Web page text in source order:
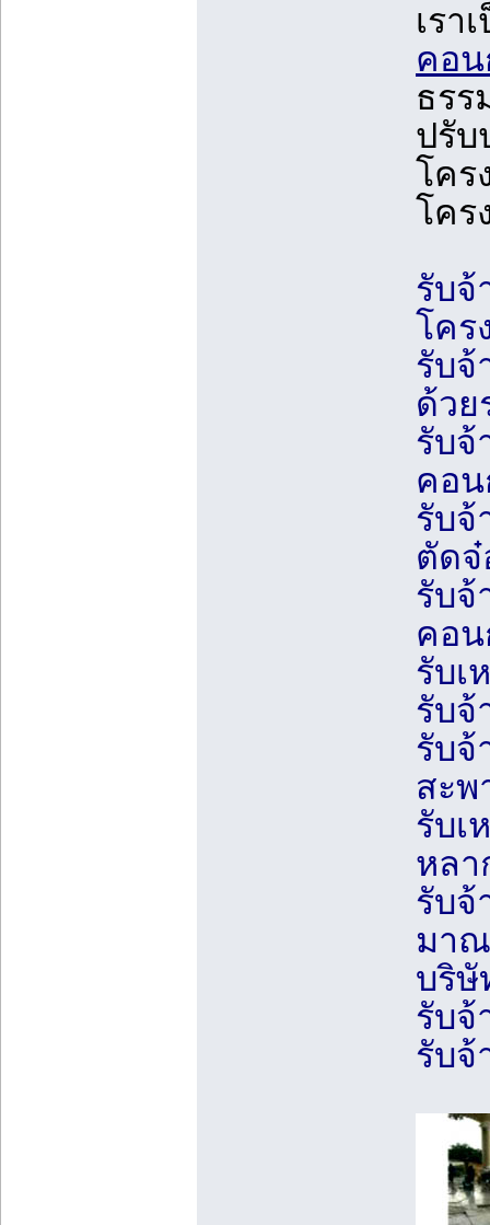
เรา
คอ
ธรร
ปรับ
โคร
โคร
รับจ้
โคร
รับจ้
ด้วย
รับจ้
คอ
รับจ้
ตัดจ๋
รับจ้
คอน
รับเ
รับจ้
รับจ้
สะพ
รับเ
หล
รับจ้
มา
บริษั
รับ
รับจ้